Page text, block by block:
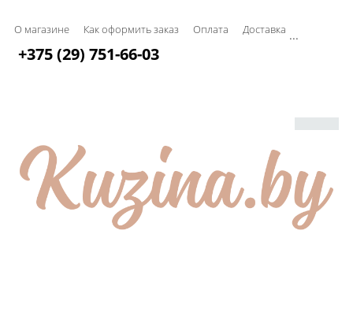
О магазине Как оформить заказ Оплата Доставка ...
+375 (29) 751-66-03